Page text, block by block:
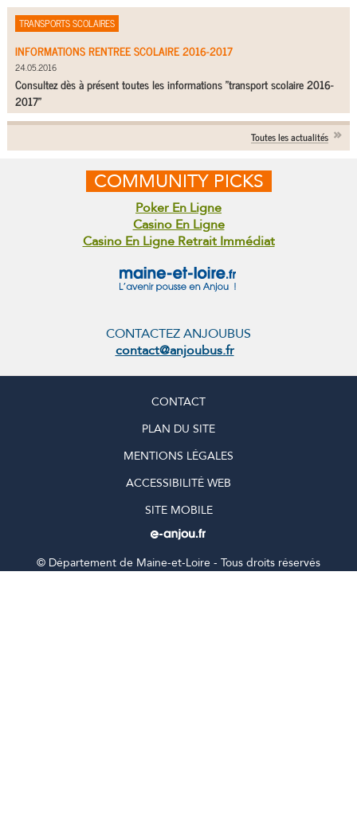
TRANSPORTS SCOLAIRES
INFORMATIONS RENTREE SCOLAIRE 2016-2017
24.05.2016
Consultez dès à présent toutes les informations "transport scolaire 2016-
2017"
Toutes les actualités
COMMUNITY PICKS
Poker En Ligne
Casino En Ligne
Casino En Ligne Retrait Immédiat
CONTACTEZ ANJOUBUS
contact@anjoubus.fr
CONTACT
PLAN DU SITE
MENTIONS LÉGALES
ACCESSIBILITÉ WEB
SITE MOBILE
© Département de Maine-et-Loire - Tous droits réservés